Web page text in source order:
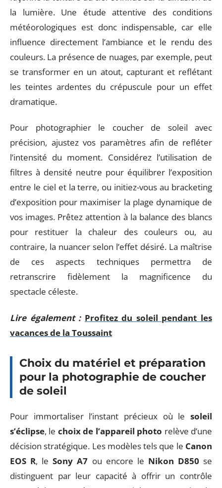
la lumière. Une étude attentive des conditions
météorologiques est donc indispensable, car elle
influence directement l’ambiance et le rendu des
couleurs. La présence de nuages, par exemple, peut
se transformer en un atout, capturant et reflétant
les teintes ardentes du crépuscule pour un effet
dramatique.
Pour photographier le coucher de soleil avec
précision, ajustez vos paramètres afin de refléter
l’intensité du moment. Considérez l’utilisation de
filtres à densité neutre pour équilibrer l’exposition
entre le ciel et la terre, ou initiez-vous au bracketing
d’exposition pour maximiser la plage dynamique de
vos images. Prêtez attention à la balance des blancs
pour restituer la chaleur des couleurs ou, au
contraire, la nuancer selon l’effet désiré. La maîtrise
de ces aspects techniques permettra de
retranscrire fidèlement la magnificence du
spectacle céleste.
Lire également : Profitez du soleil pendant les
vacances de la Toussaint
Choix du matériel et préparation
pour la photographie de coucher
de soleil
Pour immortaliser l’instant précieux où le soleil
s’éclipse, le choix de l’appareil photo relève d’une
décision stratégique. Les modèles tels que le Canon
EOS R, leSony A7 ou encore le Nikon D850 se
distinguent par leur capacité à offrir un contrôle